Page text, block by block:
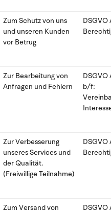
Zum Schutz von uns
und unseren Kunden
vor Betrug
DSGVO
Zur Bearbeitung von
Anfragen und Fehlern
DSGVO
b/f:
Zur Verbesserung
unseres Services und
der Qualität.
(Freiwillige Teilnahme)
DSGVO
Zum Versand von
DSGVO